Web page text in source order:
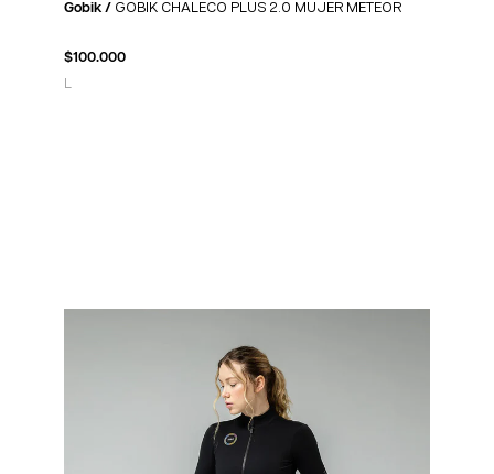
Gobik / GOBIK CHALECO PLUS 2.0 MUJER METEOR
$100.000
L